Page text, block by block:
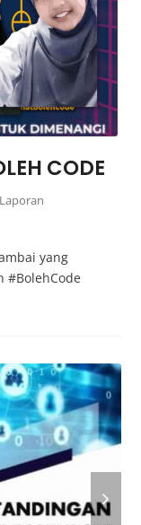
CODE
Laporan
yang
#BolehCode